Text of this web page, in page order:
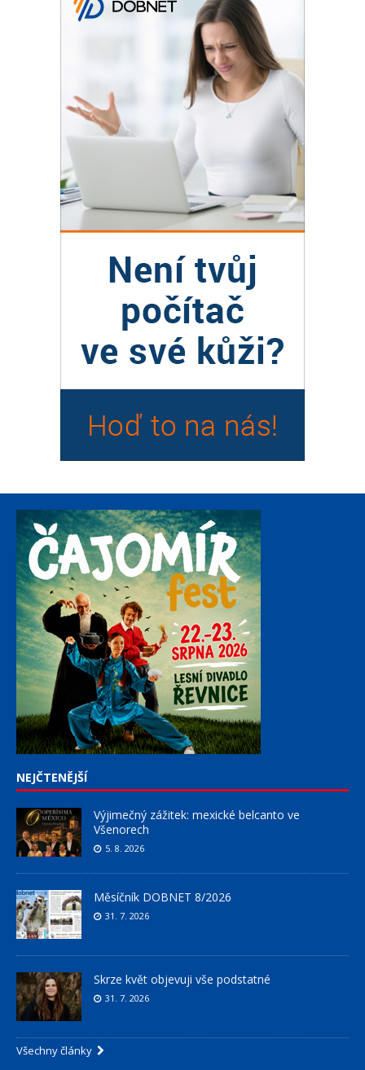
NEJČTENĚJŠÍ
Výjimečný zážitek: mexické belcanto ve
Všenorech
5. 8. 2026
Měsíčník DOBNET 8/2026
31. 7. 2026
Skrze květ objevuji vše podstatné
31. 7. 2026
Všechny články